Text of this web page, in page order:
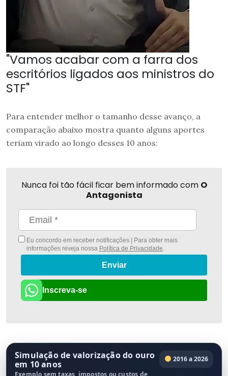
"Vamos acabar com a farra dos
escritórios ligados aos ministros do
STF"
Para entender melhor o tamanho desse avanço, a
comparação abaixo mostra quanto alguns aportes
teriam virado ao longo desses 10 anos:
Nunca foi tão fácil ficar bem informado com O
Antagonista
Eu concordo em receber notificações | Para obter mais
informações reveja nossa Política de Privacidade.
Enviar
Inscreva-se
Simulação de valorização do ouro
em 10 anos
Exemplo sem taxas, impostos ou custos de
2016 a 2026